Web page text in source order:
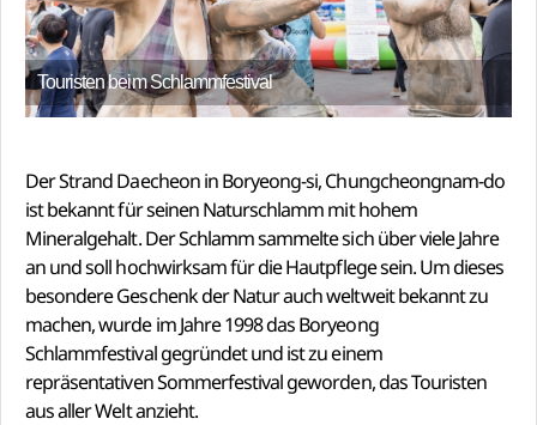
Touristen beim Schlammfestival
Der Strand Daecheon in Boryeong-si, Chungcheongnam-do
ist bekannt für seinen Naturschlamm mit hohem
Mineralgehalt. Der Schlamm sammelte sich über viele Jahre
an und soll hochwirksam für die Hautpflege sein. Um dieses
besondere Geschenk der Natur auch weltweit bekannt zu
machen, wurde im Jahre 1998 das Boryeong
Schlammfestival gegründet und ist zu einem
repräsentativen Sommerfestival geworden, das Touristen
aus aller Welt anzieht.